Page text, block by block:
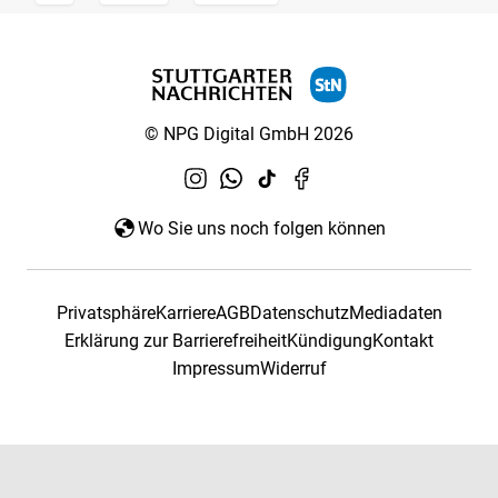
© NPG Digital GmbH 2026
Wo Sie uns noch folgen können
PrivatsphäreKarriereAGBDatenschutzMediadaten
Erklärung zur BarrierefreiheitKündigungKontakt
ImpressumWiderruf